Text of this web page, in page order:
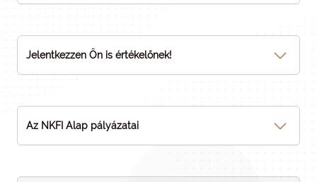
Jelentkezzen Ön is értékelőnek!
Az NKFI Alap pályázatai